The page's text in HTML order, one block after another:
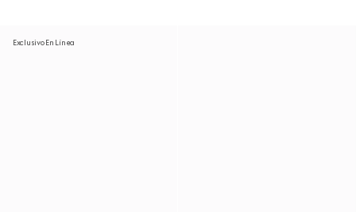
Exclusivo En Línea